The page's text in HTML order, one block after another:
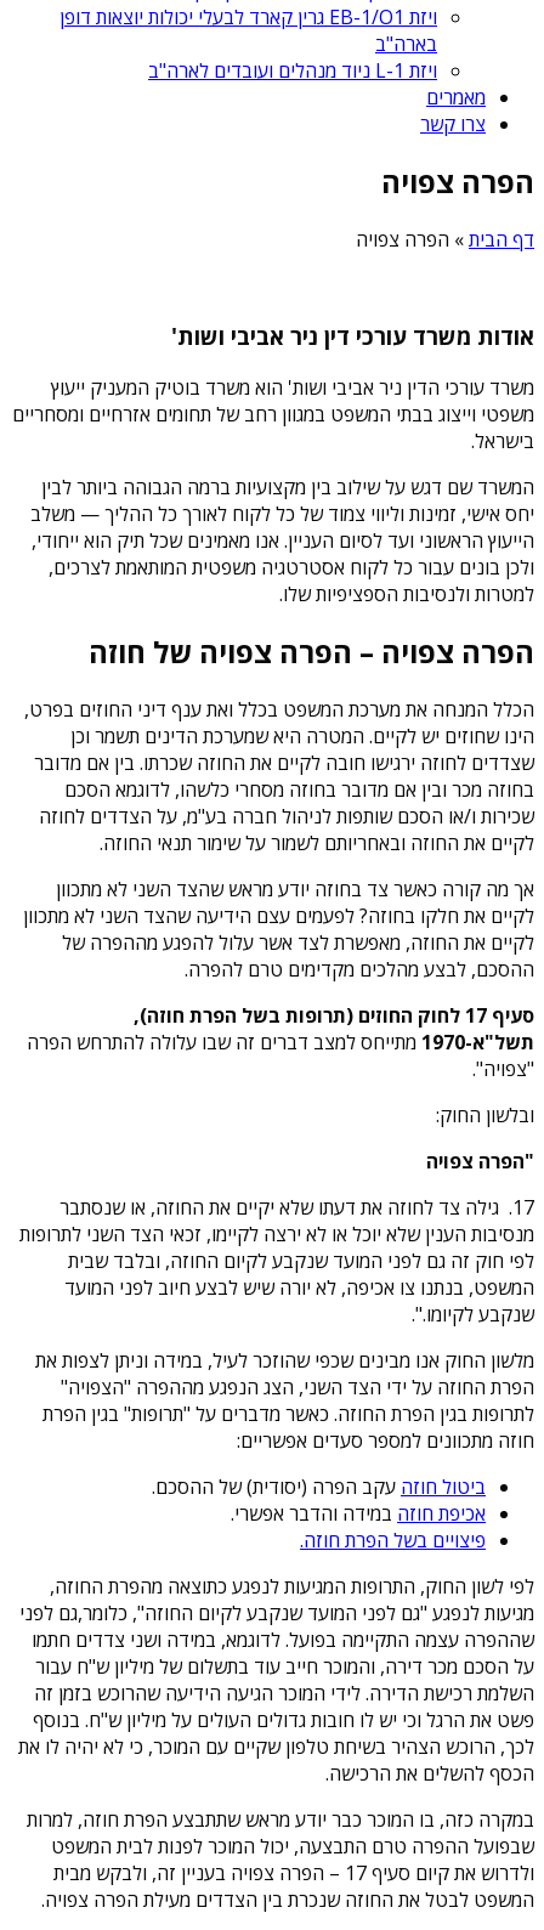
ויזת EB-1/O1 גרין קארד לבעלי יכולות יוצאות דופן
בארה"ב
ויזת L-1 ניוד מנהלים ועובדים לארה"ב
מאמרים
צרו קשר
הפרה צפויה
דף הבית» הפרה צפויה
אודות משרד עורכי דין ניר אביבי ושות'
משרד עורכי הדין ניר אביבי ושות' הוא משרד בוטיק המעניק ייעוץ
משפטי וייצוג בבתי המשפט במגוון רחב של תחומים אזרחיים ומסחריים
בישראל.
המשרד שם דגש על שילוב בין מקצועיות ברמה הגבוהה ביותר לבין
יחס אישי, זמינות וליווי צמוד של כל לקוח לאורך כל ההליך — משלב
הייעוץ הראשוני ועד לסיום העניין. אנו מאמינים שכל תיק הוא ייחודי,
ולכן בונים עבור כל לקוח אסטרטגיה משפטית המותאמת לצרכים,
למטרות ולנסיבות הספציפיות שלו.
הפרה צפויה – הפרה צפויה של חוזה
הכלל המנחה את מערכת המשפט בכלל ואת ענף דיני החוזים בפרט,
הינו שחוזים יש לקיים. המטרה היא שמערכת הדינים תשמר וכן
שצדדים לחוזה ירגישו חובה לקיים את החוזה שכרתו. בין אם מדובר
בחוזה מכר ובין אם מדובר בחוזה מסחרי כלשהו, לדוגמא הסכם
שכירות ו/או הסכם שותפות לניהול חברה בע"מ, על הצדדים לחוזה
לקיים את החוזה ובאחריותם לשמור על שימור תנאי החוזה.
אך מה קורה כאשר צד בחוזה יודע מראש שהצד השני לא מתכוון
לקיים את חלקו בחוזה? לפעמים עצם הידיעה שהצד השני לא מתכוון
לקיים את החוזה, מאפשרת לצד אשר עלול להפגע מההפרה של
ההסכם, לבצע מהלכים מקדימים טרם להפרה.
סעיף 17 לחוק החוזים (תרופות בשל הפרת חוזה),
תשל"א-1970
מתייחס למצב דברים זה שבו עלולה להתרחש הפרה
"צפויה".
ובלשון החוק:
"הפרה צפויה
17.
גילה צד לחוזה את דעתו שלא יקיים את החוזה, או שנסתבר
מנסיבות הענין שלא יוכל או לא ירצה לקיימו, זכאי הצד השני לתרופות
לפי חוק זה גם לפני המועד שנקבע לקיום החוזה, ובלבד שבית
המשפט, בנתנו צו אכיפה, לא יורה שיש לבצע חיוב לפני המועד
שנקבע לקיומו.".
מלשון החוק אנו מבינים שכפי שהוזכר לעיל, במידה וניתן לצפות את
הפרת החוזה על ידי הצד השני, הצג הנפגע מההפרה "הצפויה"
לתרופות בגין הפרת החוזה. כאשר מדברים על "תרופות" בגין הפרת
חוזה מתכוונים למספר סעדים אפשריים:
ביטול חוזה עקב הפרה (יסודית) של ההסכם.
אכיפת חוזה במידה והדבר אפשרי.
פיצויים בשל הפרת חוזה.
לפי לשון החוק, התרופות המגיעות לנפגע כתוצאה מהפרת החוזה,
מגיעות לנפגע "גם לפני המועד שנקבע לקיום החוזה", כלומר,גם לפני
שההפרה עצמה התקיימה בפועל. לדוגמא, במידה ושני צדדים חתמו
על הסכם מכר דירה, והמוכר חייב עוד בתשלום של מיליון ש"ח עבור
השלמת רכישת הדירה. לידי המוכר הגיעה הידיעה שהרוכש בזמן זה
פשט את הרגל וכי יש לו חובות גדולים העולים על מיליון ש"ח. בנוסף
לכך, הרוכש הצהיר בשיחת טלפון שקיים עם המוכר, כי לא יהיה לו את
הכסף להשלים את הרכישה.
במקרה כזה, בו המוכר כבר יודע מראש שתתבצע הפרת חוזה, למרות
שבפועל ההפרה טרם התבצעה, יכול המוכר לפנות לבית המשפט
ולדרוש את קיום סעיף 17 – הפרה צפויה בעניין זה, ולבקש מבית
המשפט לבטל את החוזה שנכרת בין הצדדים מעילת הפרה צפויה.